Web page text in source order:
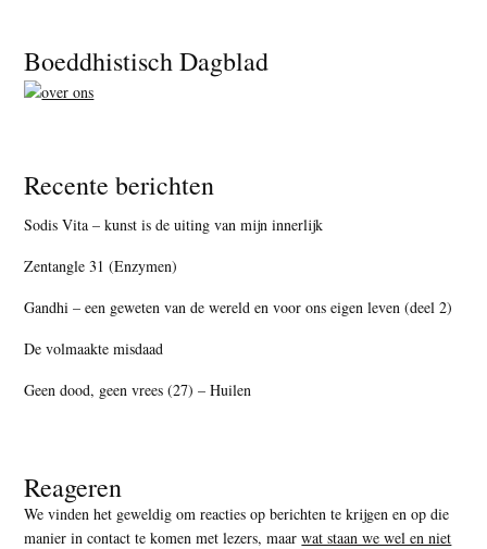
Footer
Boeddhistisch Dagblad
Recente berichten
Sodis Vita – kunst is de uiting van mijn innerlijk
Zentangle 31 (Enzymen)
Gandhi – een geweten van de wereld en voor ons eigen leven (deel 2)
De volmaakte misdaad
Geen dood, geen vrees (27) – Huilen
Reageren
We vinden het geweldig om reacties op berichten te krijgen en op die
manier in contact te komen met lezers, maarwat staan we wel en niet